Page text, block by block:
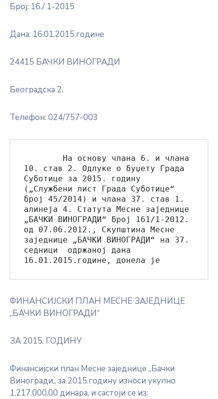
Број: 16./ 1-2015
Дана: 16.01.2015.године
24415 БАЧКИ ВИНОГРАДИ
Београдска 2.
Телефон: 024/757-003
10. став 2. Одлуке о буџету Града
Суботице за 2015. годину
(„Службени лист Града Суботице“
број 45/2014) и члана 37. став 1.
алинеја 4. Статута Месне заједнице
„БАЧКИ ВИНОГРАДИ“ број 161/1-2012.
од 07.06.2012., Скупштина Месне
заједнице „БАЧКИ ВИНОГРАДИ“ на 37.
седници  одржаној дана
16.01.2015.године, донела је
ФИНАНСИЈСКИ ПЛАН МЕСНЕ ЗАЈЕДНИЦЕ
„БАЧКИ ВИНОГРАДИ“
ЗА 2015. ГОДИНУ
Финансијски план Месне заједнице „Бачки
Виногради„ за 2015.годину износи укупно
1,217.000,00 динара, и састоји се из: